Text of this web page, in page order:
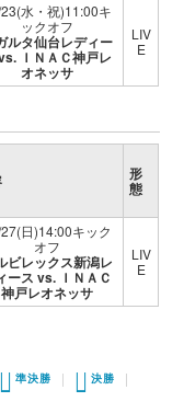
水・祝)11:00キ
ックオフ
ルタ仙台レディー
ＩＮＡＣ神戸レ
オネッサ
LIV
E
形
態
日)14:00キック
オフ
ビレックス新潟レ
ース vs. ＩＮＡＣ
神戸レオネッサ
LIV
E
準決勝 決勝